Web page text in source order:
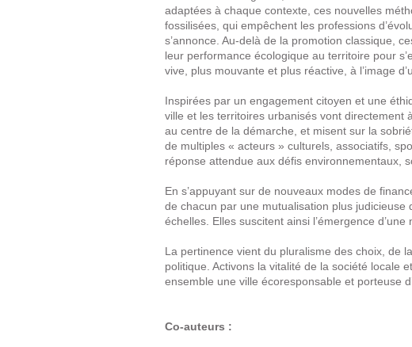
adaptées à chaque contexte, ces nouvelles
fossilisées, qui empêchent les professions
s’annonce. Au-delà de la promotion classique,
leur performance écologique au territoire pour
vive, plus mouvante et plus réactive, à l’image
Inspirées par un engagement citoyen et une
ville et les territoires urbanisés vont directement
au centre de la démarche, et misent sur la
de multiples « acteurs » culturels, associatifs,
réponse attendue aux défis environnementaux,
En s’appuyant sur de nouveaux modes de
de chacun par une mutualisation plus
échelles. Elles suscitent ainsi l’émergence d’une
La pertinence vient du pluralisme des choix, de
politique. Activons la vitalité de la société locale
ensemble une ville écoresponsable et porteuse
Co-auteurs :